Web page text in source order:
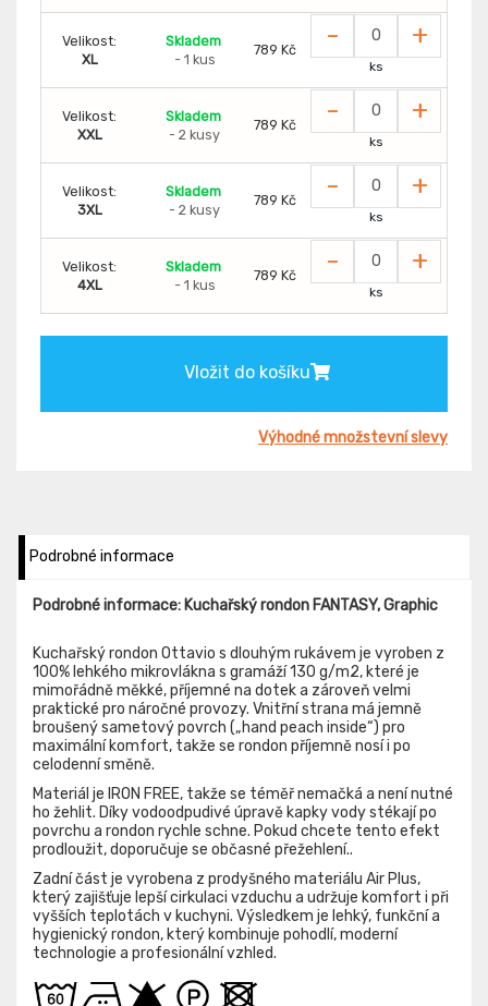
Velikost:
XL
Skladem
- 1 kus
789 Kč - +
ks
Velikost:
XXL
Skladem
- 2 kusy
789 Kč - +
ks
Velikost:
3XL
Skladem
- 2 kusy
789 Kč - +
ks
Velikost:
4XL
Skladem
- 1 kus
789 Kč - +
ks
Vložit do košíku
Výhodné množstevní slevy
Podrobné informace
Podrobné informace: Kuchařský rondon FANTASY, Graphic
Kuchařský rondon Ottavio s dlouhým rukávem je vyroben z
100% lehkého mikrovlákna s gramáží 130 g/m2, které je
mimořádně měkké, příjemné na dotek a zároveň velmi
praktické pro náročné provozy. Vnitřní strana má jemně
broušený sametový povrch („hand peach inside“) pro
maximální komfort, takže se rondon příjemně nosí i po
celodenní směně.
Materiál je IRON FREE, takže se téměř nemačká a není nutné
ho žehlit. Díky vodoodpudivé úpravě kapky vody stékají po
povrchu a rondon rychle schne. Pokud chcete tento efekt
prodloužit, doporučuje se občasné přežehlení..
Zadní část je vyrobena z prodyšného materiálu Air Plus,
který zajišťuje lepší cirkulaci vzduchu a udržuje komfort i při
vyšších teplotách v kuchyni. Výsledkem je lehký, funkční a
hygienický rondon, který kombinuje pohodlí, moderní
technologie a profesionální vzhled.